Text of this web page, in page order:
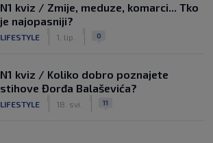
N1 kviz / Zmije, meduze, komarci... Tko
je najopasniji?
LIFESTYLE 1. lip. 0
N1 kviz / Koliko dobro poznajete
stihove Đorđa Balaševića?
LIFESTYLE 18. svi. 11